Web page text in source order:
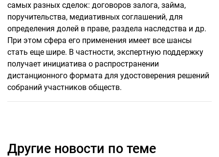
самых разных сделок: договоров залога, займа,
поручительства, медиативных соглашений, для
определения долей в праве, раздела наследства и др.
При этом сфера его применения имеет все шансы
стать еще шире. В частности, экспертную поддержку
получает инициатива о распространении
дистанционного формата для удостоверения решений
собраний участников обществ.
Другие новости по теме